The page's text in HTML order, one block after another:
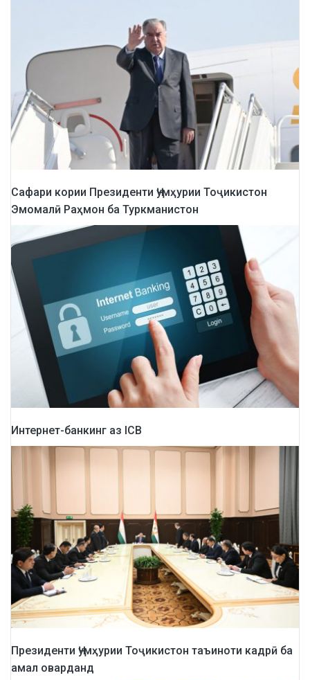
Сафари кории Президенти Ҷумҳурии Тоҷикистон
Эмомалӣ Раҳмон ба Туркманистон
Интернет-банкинг аз ICB
Президенти Ҷумҳурии Тоҷикистон таъиноти кадрӣ ба
амал оварданд